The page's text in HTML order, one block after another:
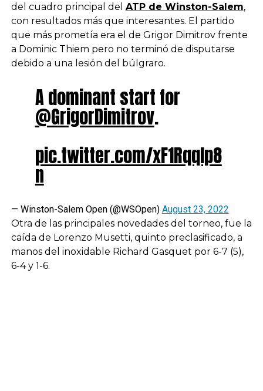
del cuadro principal del ATP de Winston-Salem,
con resultados más que interesantes. El partido
que más prometía era el de Grigor Dimitrov frente
a Dominic Thiem pero no terminó de disputarse
debido a una lesión del búlgraro.
A dominant start for
@GrigorDimitrov.
pic.twitter.com/xF1RqqIp8
n
— Winston-Salem Open (@WSOpen) August 23, 2022
Otra de las principales novedades del torneo, fue la
caída de Lorenzo Musetti, quinto preclasificado, a
manos del inoxidable Richard Gasquet por 6-7 (5),
6-4 y 1-6.